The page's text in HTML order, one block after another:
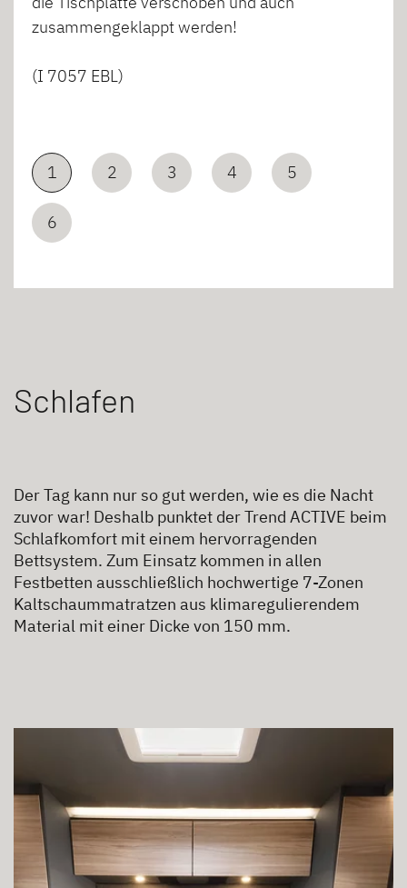
zusammengeklappt werden!
(I 7057 EBL)
1 2 3 4 5
6
Schlafen
Der Tag kann nur so gut werden, wie es die Nacht
zuvor war! Deshalb punktet der Trend ACTIVE beim
Schlafkomfort mit einem hervorragenden
Bettsystem. Zum Einsatz kommen in allen
Festbetten ausschließlich hochwertige 7-Zonen
Kaltschaummatratzen aus klimaregulierendem
Material mit einer Dicke von 150 mm.